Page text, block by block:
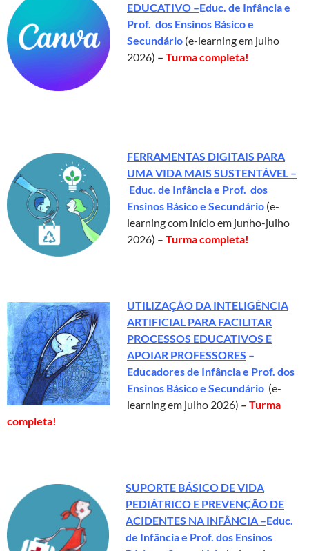
EDUCATIVO –Educ. de Infância e
Prof. dos Ensinos Básico e
Secundário (e-learning em julho
2026) – Turma completa!
FERRAMENTAS DIGITAIS PARA
UMA VIDA MAIS SUSTENTÁVEL –
Educ. de Infância e Prof. dos
Ensinos Básico e Secundário (e-
learning com início em junho-julho
2026) – Turma completa!
UTILIZAÇÃO DA INTELIGÊNCIA
ARTIFICIAL PARA FACILITAR
PROCESSOS EDUCATIVOS E
APOIAR PROFESSORES –
Educadores de Infância e Prof. dos
Ensinos Básico e Secundário (e-
learning em julho 2026) – Turma
completa!
SUPORTE BÁSICO DE VIDA
PEDIÁTRICO E PREVENÇÃO DE
ACIDENTES NA INFÂNCIA –Educ.
de Infância e Prof. dos Ensinos